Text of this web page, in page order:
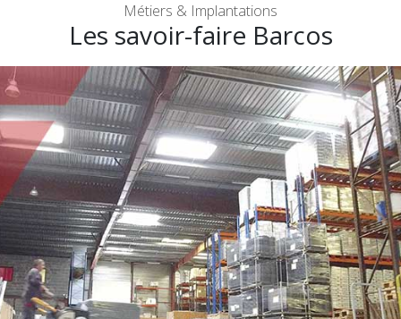
Métiers & Implantations
Les savoir-faire Barcos
LOGISTIQUE